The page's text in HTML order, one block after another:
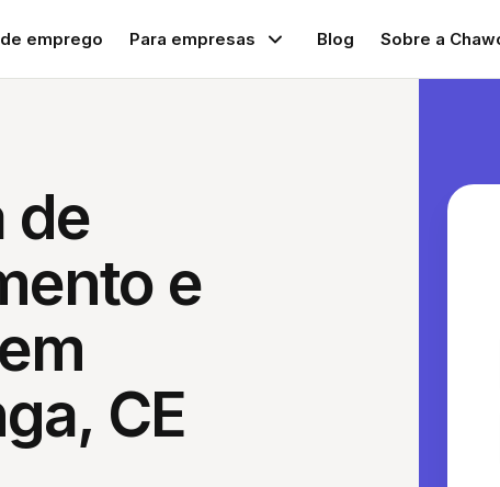
emprego Para empresas Blog Sobre a
de
e
CE